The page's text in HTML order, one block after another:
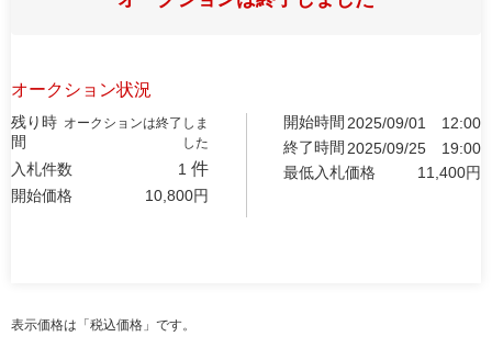
オークション状況
残り時
間
オークションは終了しま
した
入札件数 1 件
開始価格 10,800円
開始時間 2025/09/01
12:00
終了時間 2025/09/25
19:00
最低入札価格
11,400円
表示価格は「税込価格」です。